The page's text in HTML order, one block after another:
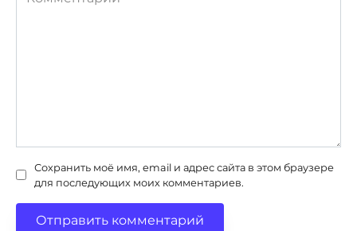
Сохранить моё имя, email и адрес сайта в этом браузере
для последующих моих комментариев.